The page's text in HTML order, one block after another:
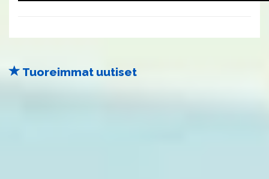
Tuoreimmat uutiset